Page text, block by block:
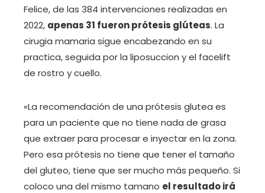
Felice, de las 384 intervenciones realizadas en
2022, apenas 31 fueron prótesis glúteas. La
cirugia mamaria sigue encabezando en su
practica, seguida por la liposuccion y el facelift
de rostro y cuello.
«La recomendación de una prótesis glutea es
para un paciente que no tiene nada de grasa
que extraer para procesar e inyectar en la zona.
Pero esa prótesis no tiene que tener el tamaño
del gluteo, tiene que ser mucho más pequeño. Si
coloco una del mismo tamano el resultado irá